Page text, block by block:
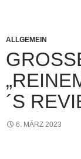
ALLGEMEIN
S
6. MÄRZ 2023